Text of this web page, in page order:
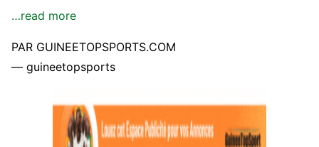
…read more
PAR GUINEETOPSPORTS.COM
— guineetopsports